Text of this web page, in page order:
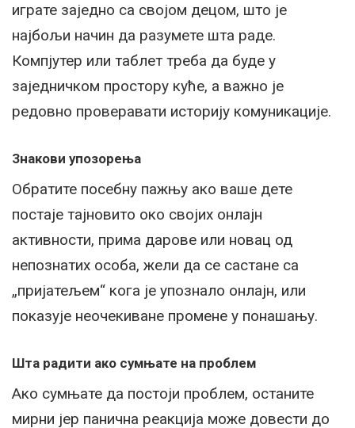
играте заједно са својом децом, што је
најбољи начин да разумете шта раде.
Компјутер или таблет треба да буде у
заједничком простору куће, а важно је
редовно проверавати историју комуникације.
Знакови упозорења
Обратите посебну пажњу ако ваше дете
постаје тајновито око својих онлајн
активности, прима дарове или новац од
непознатих особа, жели да се састане са
„пријатељем“ кога је упознало онлајн, или
показује неочекиване промене у понашању.
Шта радити ако сумњате на проблем
Ако сумњате да постоји проблем, останите
мирни јер панична реакција може довести до